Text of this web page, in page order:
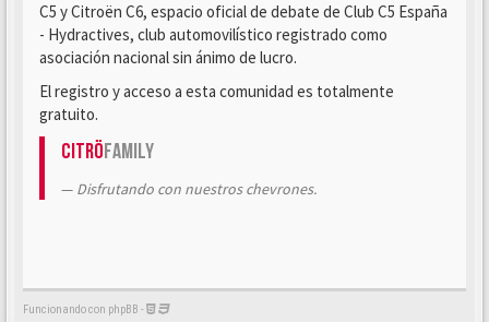
C5 y Citroën C6, espacio oficial de debate de Club C5 España
- Hydractives, club automovilístico registrado como
asociación nacional sin ánimo de lucro.
El registro y acceso a esta comunidad es totalmente
gratuito.
CitröFamily
Disfrutando con nuestros chevrones.
Funcionando con phpBB -